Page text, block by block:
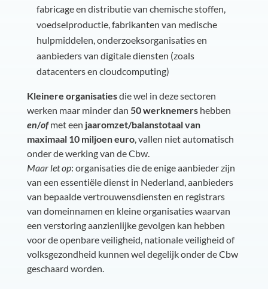
fabricage en distributie van chemische stoffen,
voedselproductie, fabrikanten van medische
hulpmiddelen, onderzoeksorganisaties en
aanbieders van digitale diensten (zoals
datacenters en cloudcomputing)
Kleinere organisatiesdie wel in deze sectoren
werken maar minder dan 50 werknemers hebben
en/ofmet een jaaromzet/balanstotaal van
maximaal 10 miljoen euro, vallen niet automatisch
onder de werking van de Cbw.
Maar let op: organisaties die de enige aanbieder zijn
van een essentiële dienst in Nederland, aanbieders
van bepaalde vertrouwensdiensten en registrars
van domeinnamen en kleine organisaties waarvan
een verstoring aanzienlijke gevolgen kan hebben
voor de openbare veiligheid, nationale veiligheid of
volksgezondheid kunnen wel degelijk onder de Cbw
geschaard worden.